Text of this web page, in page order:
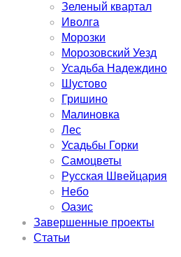
Зеленый квартал
Иволга
Морозки
Морозовский Уезд
Усадьба Надеждино
Шустово
Гришино
Малиновка
Лес
Усадьбы Горки
Самоцветы
Русская Швейцария
Небо
Оазис
Завершенные проекты
Статьи